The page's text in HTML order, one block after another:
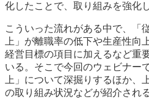
化したことで、取り組みを強化
こういった流れがある中で、「
上」が離職率の低下や生産性向
経営目標の項目に加えるなど重
いる。そこで今回のウェビナー
上」について深掘りするほか、
の取り組み状況などが紹介され